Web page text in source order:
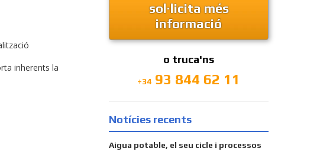
inherents la
sol·licita més
informació
o truca'ns
+34 93 844 62 11
Notícies recents
Aigua potable, el seu cicle i processos